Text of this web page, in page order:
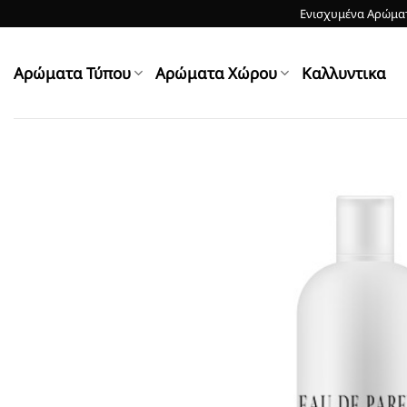
to
Ενισχυμένα
Αρώματα Τύπου Αρώματα Χώρου Kαλλυντικα